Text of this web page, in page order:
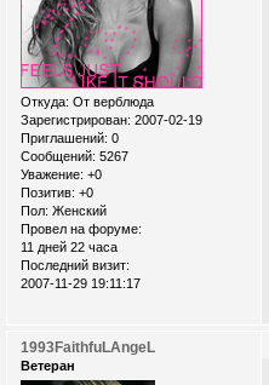
Откуда: От верблюда
Зарегистрирован: 2007-02-19
Приглашений: 0
Сообщений: 5267
Уважение: +0
Позитив: +0
Пол: Женский
Провел на форуме:
11 дней 22 часа
Последний визит:
2007-11-29 19:11:17
1993FaithfuLAngeL
Ветеран